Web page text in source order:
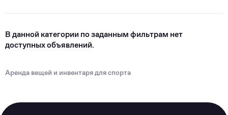
В данной категории по заданным фильтрам нет
доступных объявлений.
Аренда вещей и инвентаря для спорта